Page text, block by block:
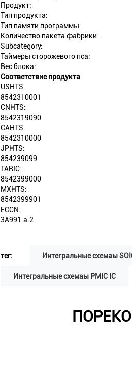
Продукт:
Тип продукта:
Тип памяти программы:
Количество пакета фабрики:
Subcategory:
Таймеры сторожевого пса:
Вес блока:
Соответствие продукта
USHTS:
8542310001
CNHTS:
8542319090
CAHTS:
8542310000
JPHTS:
854239099
TARIC:
8542399000
MXHTS:
8542399901
ECCN:
3A991.a.2
тег: Интегральные схемаы
Интегральные схемаы PMIC IC